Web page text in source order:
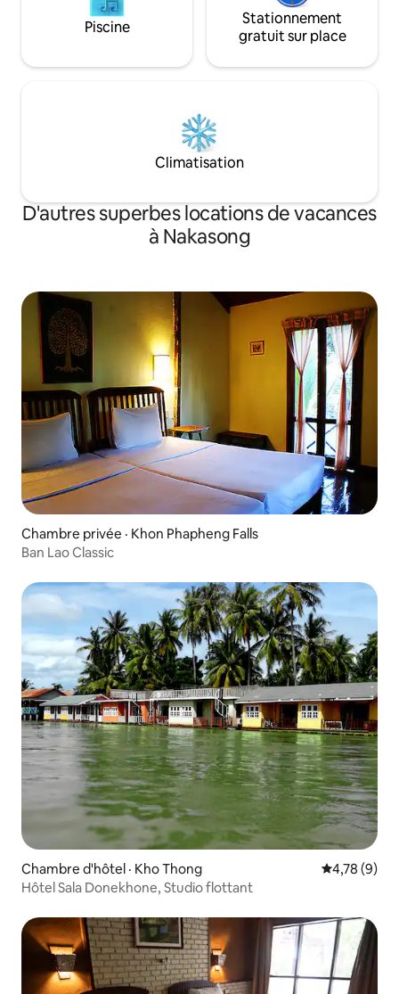
Piscine
Stationnement
gratuit sur place
Climatisation
D'autres superbes locations de vacances
à Nakasong
Chambre privée · Khon Phapheng Falls
Ban Lao Classic
Chambre d'hôtel · Kho Thong Note
4,78 (9)
Hôtel Sala Donekhone, Studio flottant